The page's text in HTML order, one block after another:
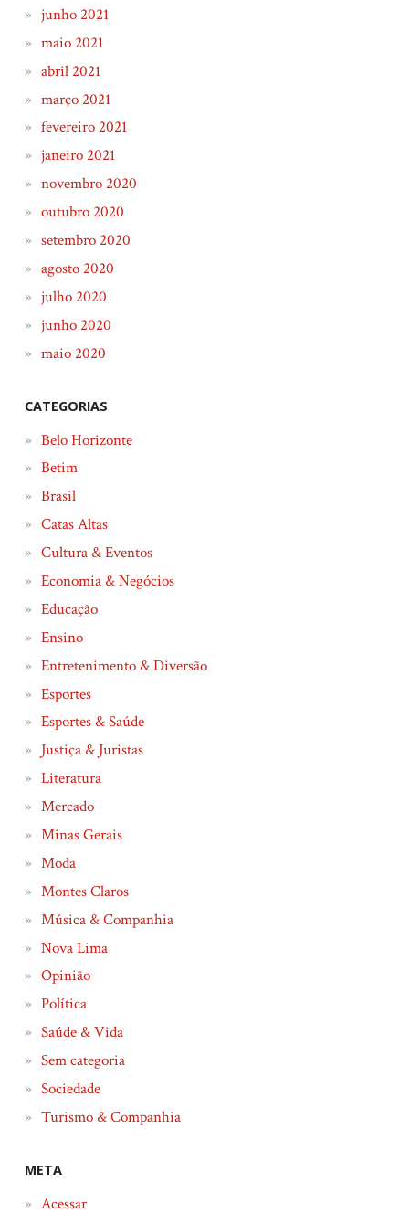
junho 2021
maio 2021
abril 2021
março 2021
fevereiro 2021
janeiro 2021
novembro 2020
outubro 2020
setembro 2020
agosto 2020
julho 2020
junho 2020
maio 2020
CATEGORIAS
Belo Horizonte
Betim
Brasil
Catas Altas
Cultura & Eventos
Economia & Negócios
Educação
Ensino
Entretenimento & Diversão
Esportes
Esportes & Saúde
Justiça & Juristas
Literatura
Mercado
Minas Gerais
Moda
Montes Claros
Música & Companhia
Nova Lima
Opinião
Política
Saúde & Vida
Sem categoria
Sociedade
Turismo & Companhia
META
Acessar